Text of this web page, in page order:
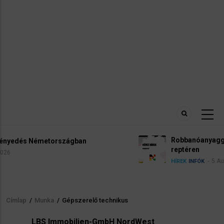
Robbanóanyaggal felszerelt drónt találtak a
Morzsa
Címlap / Munka / Gépszerelő technikus
LBS Immobilien-GmbH NordWest